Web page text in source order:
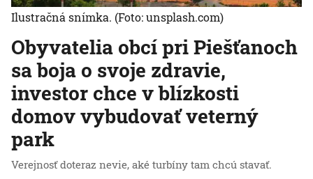
Obyvatelia obcí pri Piešťanoch
sa boja o svoje zdravie,
investor chce v blízkosti
domov vybudovať veterný
park
Verejnosť doteraz nevie, aké turbíny tam chcú stavať.
Ilustračná snímka. (Foto: unsplash.com)